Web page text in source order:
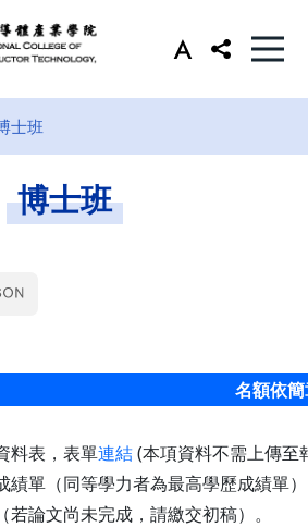
士班
博士班
名額依
料表，表單連結(本項資料不需上傳至
績單（同等學力者為最高學歷成績單
若論文尚未完成，請繳交初稿）。